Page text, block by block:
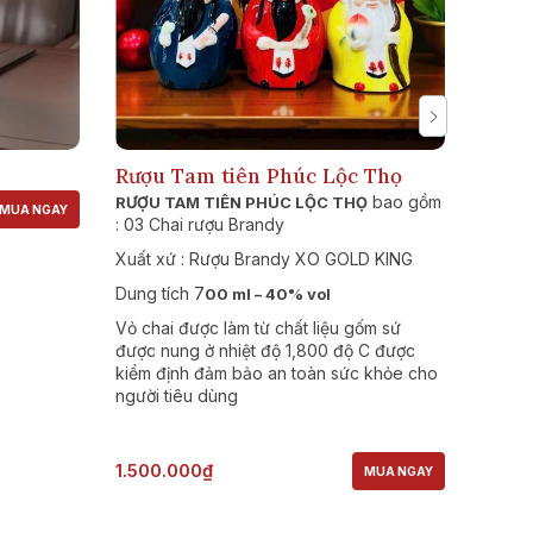
MUA NGAY
Rượu Tam tiên Phúc Lộc Thọ
RƯỢU TAM TIÊN PHÚC LỘC THỌ bao gồm
: 03 Chai rượu Brandy
Xuất xứ : Rượu Brandy XO GOLD KING
Dung tích 700 ml – 40% vol
Vỏ chai được làm từ chất liệu gốm sứ
được nung ở nhiệt độ 1,800 độ C được
kiểm định đảm bảo an toàn sức khỏe cho
người tiêu dùng
1.500.000₫ MUA NGAY